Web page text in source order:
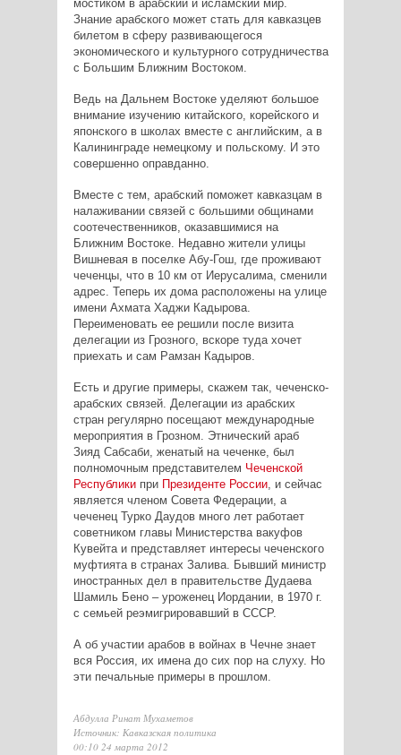
мостиком в арабский и исламский мир.
Знание арабского может стать для кавказцев
билетом в сферу развивающегося
экономического и культурного сотрудничества
с Большим Ближним Востоком.
Ведь на Дальнем Востоке уделяют большое
внимание изучению китайского, корейского и
японского в школах вместе с английским, а в
Калининграде немецкому и польскому. И это
совершенно оправданно.
Вместе с тем, арабский поможет кавказцам в
налаживании связей с большими общинами
соотечественников, оказавшимися на
Ближним Востоке. Недавно жители улицы
Вишневая в поселке Абу-Гош, где проживают
чеченцы, что в 10 км от Иерусалима, сменили
адрес. Теперь их дома расположены на улице
имени Ахмата Хаджи Кадырова.
Переименовать ее решили после визита
делегации из Грозного, вскоре туда хочет
приехать и сам Рамзан Кадыров.
Есть и другие примеры, скажем так, чеченско-
арабских связей. Делегации из арабских
стран регулярно посещают международные
мероприятия в Грозном. Этнический араб
Зияд Сабсаби, женатый на чеченке, был
полномочным представителем Чеченской
Республикипри Президенте России, и сейчас
является членом Совета Федерации, а
чеченец Турко Даудов много лет работает
советником главы Министерства вакуфов
Кувейта и представляет интересы чеченского
муфтията в странах Залива. Бывший министр
иностранных дел в правительстве Дудаева
Шамиль Бено – уроженец Иордании, в 1970 г.
с семьей реэмигрировавший в СССР.
А об участии арабов в войнах в Чечне знает
вся Россия, их имена до сих пор на слуху. Но
эти печальные примеры в прошлом.
Абдулла Ринат Мухаметов
Источник: Кавказская политика
00:10 24 марта 2012